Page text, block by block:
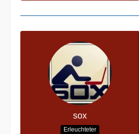
sox
Erleuchteter